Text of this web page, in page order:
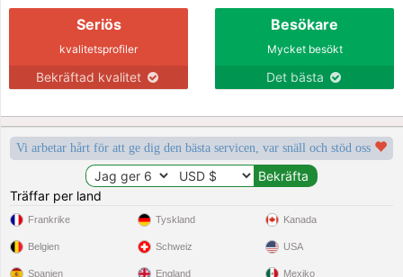
Seriös
kvalitetsprofiler
Bekräftad kvalitet
Besökare
Mycket besökt
Det bästa
Vi arbetar hårt för att ge dig den bästa servicen, var snäll och stöd oss
Träffar per land
Frankrike
Belgien
Spanien
Tyskland
Schweiz
England
Kanada
USA
Mexiko